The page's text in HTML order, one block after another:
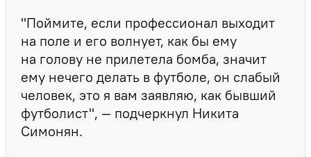
"Поймите, если профессионал выходит
на поле и его волнует, как бы ему
на голову не прилетела бомба, значит
ему нечего делать в футболе, он слабый
человек, это я вам заявляю, как бывший
футболист", — подчеркнул Никита
Симонян.